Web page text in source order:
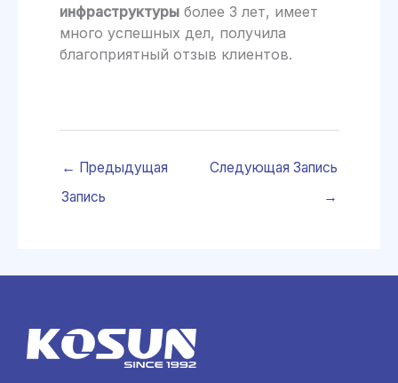
инфраструктурыболее 3 лет, имеет
много успешных дел, получила
благоприятный отзыв клиентов.
← Предыдущая
Запись
Следующая Запись
→